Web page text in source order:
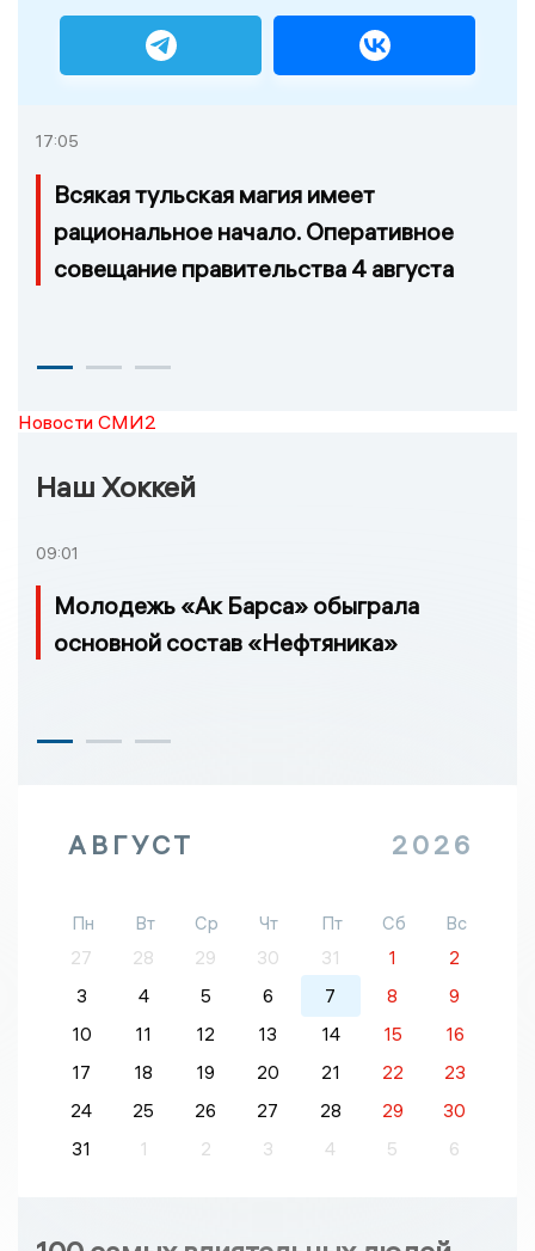
17:05
Всякая тульская магия имеет
рациональное начало. Оперативное
совещание правительства 4 августа
Новости СМИ2
Наш Хоккей
09:01
Молодежь «Ак Барса» обыграла
основной состав «Нефтяника»
АВГУСТ 2026
Пн Вт Ср Чт Пт Сб
Вс
27
28 29 30 31 1
2
3
4 5 6 7 8
9
10
11 12 13 14 15
16
17
18 19 20 21 22
23
24
25 26 27 28 29
30
31
1 2 3 4 5 6